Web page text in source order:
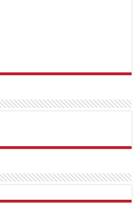
TipobetMatadorbetMariobet